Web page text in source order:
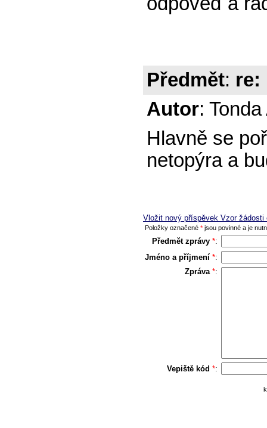
Předmět: re:
Autor:
Hlavně se
netopýra a
Vložit nový příspěvek Vzor
Položky označené * jsou povinné a je
Předmět zprávy *:
Jméno a příjmení *:
Zpráva *:
Vepiště kód *: